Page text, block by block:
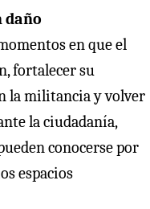
daño
en que el
fortalecer su
la militancia y volver
la ciudadanía,
conocerse por
espacios